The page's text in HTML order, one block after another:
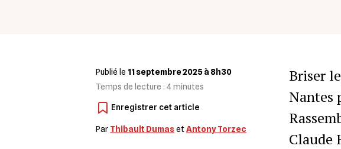
Publié le 11 septembre 2025 à 8h30
Temps de lecture : 4minutes
Par Thibault DumasetAntony Torzec
Briser
Nantes
Claude